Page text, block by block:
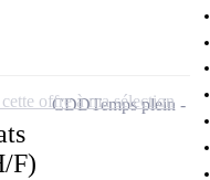
F)
CDDTemps plein
offre à ma sélection